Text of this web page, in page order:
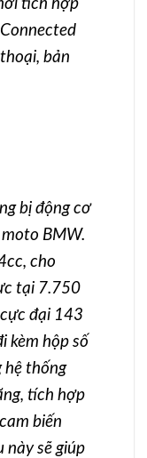
tích hợp
bản
bị động cơ
BMW.
cho
tại 7.750
đại 143
kèm hộp số
hệ thống
tích hợp
biến
này sẽ giúp